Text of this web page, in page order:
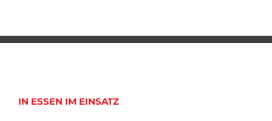
IN ESSEN IM EINSATZ